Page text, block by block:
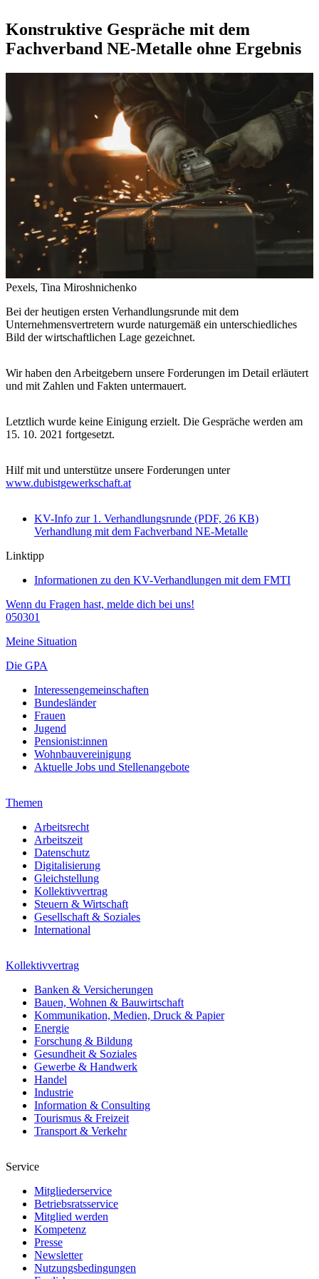
Konstruktive Gespräche mit dem
Fachverband NE-Metalle ohne Ergebnis
Pexels, Tina Miroshnichenko
Bei der heutigen ersten Verhandlungsrunde mit dem
Unternehmensvertretern wurde naturgemäß ein unterschiedliches
Bild der wirtschaftlichen Lage gezeichnet.
Wir haben den Arbeitgebern unsere Forderungen im Detail erläutert
und mit Zahlen und Fakten untermauert.
Letztlich wurde keine Einigung erzielt. Die Gespräche werden am
15. 10. 2021 fortgesetzt.
Hilf mit und unterstütze unsere Forderungen unter
www.dubistgewerkschaft.at
KV-Info zur 1. Verhandlungsrunde (PDF, 26 KB)
Verhandlung mit dem Fachverband NE-Metalle
Linktipp
Informationen zu den KV-Verhandlungen mit dem FMTI
Wenn du Fragen hast, melde dich bei uns!
050301
Meine Situation
Die GPA
Interessengemeinschaften
Bundesländer
Frauen
Jugend
Pensionist:innen
Wohnbauvereinigung
Aktuelle Jobs und Stellenangebote
Themen
Arbeitsrecht
Arbeitszeit
Datenschutz
Digitalisierung
Gleichstellung
Kollektivvertrag
Steuern & Wirtschaft
Gesellschaft & Soziales
International
Kollektivvertrag
Banken & Versicherungen
Bauen, Wohnen & Bauwirtschaft
Kommunikation, Medien, Druck & Papier
Energie
Forschung & Bildung
Gesundheit & Soziales
Gewerbe & Handwerk
Handel
Industrie
Information & Consulting
Tourismus & Freizeit
Transport & Verkehr
Service
Mitgliederservice
Betriebsratsservice
Mitglied werden
Kompetenz
Presse
Newsletter
Nutzungsbedingungen